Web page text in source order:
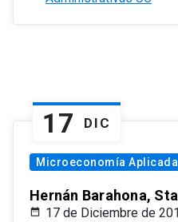
17 DIC
Microeconomía Aplicada
Hernán Barahona,
17 de Diciembre de